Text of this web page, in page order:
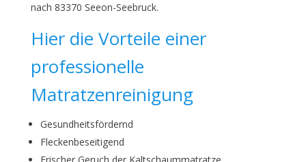
nach 83370 Seeon-Seebruck.
Hier die Vorteile einer
professionelle
Matratzenreinigung
Gesundheitsfördernd
Fleckenbeseitigend